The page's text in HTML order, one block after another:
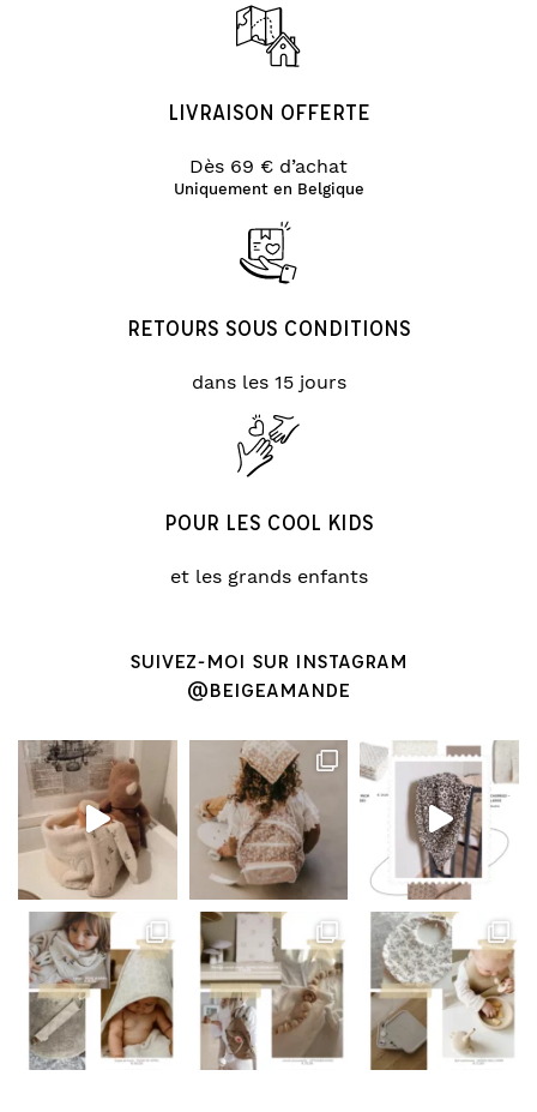
LIVRAISON OFFERTE
Dès 69 € d’achat
Uniquement en Belgique
RETOURS SOUS CONDITIONS
dans les 15 jours
POUR LES COOL KIDS
et les grands enfants
SUIVEZ-MOI SUR INSTAGRAM
@BEIGEAMANDE